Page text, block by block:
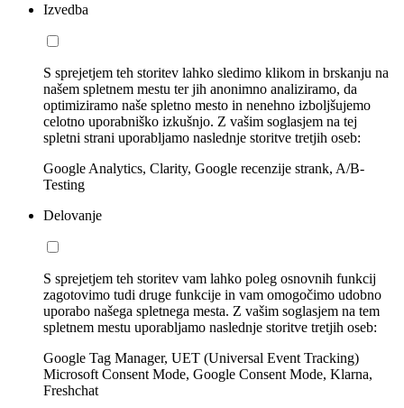
Izvedba
S sprejetjem teh storitev lahko sledimo klikom in brskanju na
našem spletnem mestu ter jih anonimno analiziramo, da
optimiziramo naše spletno mesto in nenehno izboljšujemo
celotno uporabniško izkušnjo. Z vašim soglasjem na tej
spletni strani uporabljamo naslednje storitve tretjih oseb:
Google Analytics, Clarity, Google recenzije strank, A/B-
Testing
Delovanje
S sprejetjem teh storitev vam lahko poleg osnovnih funkcij
zagotovimo tudi druge funkcije in vam omogočimo udobno
uporabo našega spletnega mesta. Z vašim soglasjem na tem
spletnem mestu uporabljamo naslednje storitve tretjih oseb:
Google Tag Manager, UET (Universal Event Tracking)
Microsoft Consent Mode, Google Consent Mode, Klarna,
Freshchat